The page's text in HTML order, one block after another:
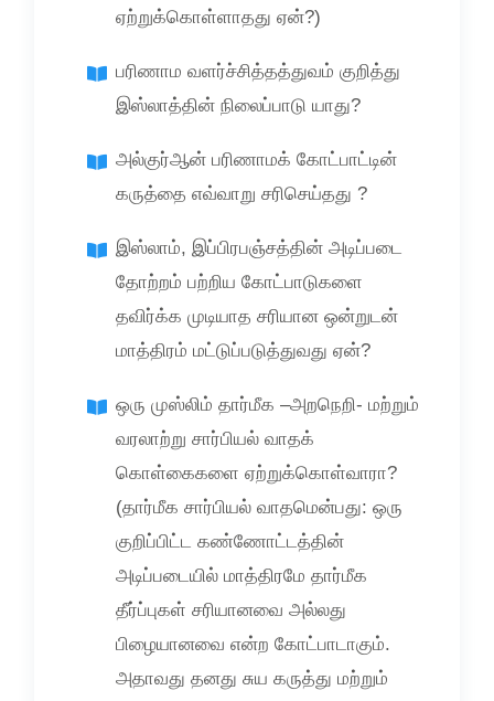
ஏற்றுக்கொள்ளாதது ஏன்?)
பரிணாம வளர்ச்சித்தத்துவம் குறித்து
இஸ்லாத்தின் நிலைப்பாடு யாது?
அல்குர்ஆன் பரிணாமக் கோட்பாட்டின்
கருத்தை எவ்வாறு சரிசெய்தது ?
இஸ்லாம், இப்பிரபஞ்சத்தின் அடிப்படை
தோற்றம் பற்றிய கோட்பாடுகளை
தவிர்க்க முடியாத சரியான ஒன்றுடன்
மாத்திரம் மட்டுப்படுத்துவது ஏன்?
ஒரு முஸ்லிம் தார்மீக –அறநெறி- மற்றும்
வரலாற்று சார்பியல் வாதக்
கொள்கைகளை ஏற்றுக்கொள்வாரா?
(தார்மீக சார்பியல் வாதமென்பது: ஒரு
குறிப்பிட்ட கண்ணோட்டத்தின்
அடிப்படையில் மாத்திரமே தார்மீக
தீர்ப்புகள் சரியானவை அல்லது
பிழையானவை என்ற கோட்பாடாகும்.
அதாவது தனது சுய கருத்து மற்றும்